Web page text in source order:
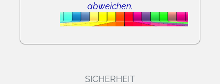
abweichen.
SICHERHEIT